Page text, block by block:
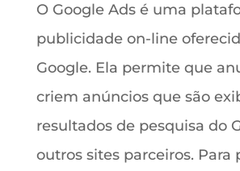
O Google Ads é uma
publicidade on-line
Google. Ela permite que
criem anúncios que são
resultados de pesquisa do
outros sites parceiros. Para